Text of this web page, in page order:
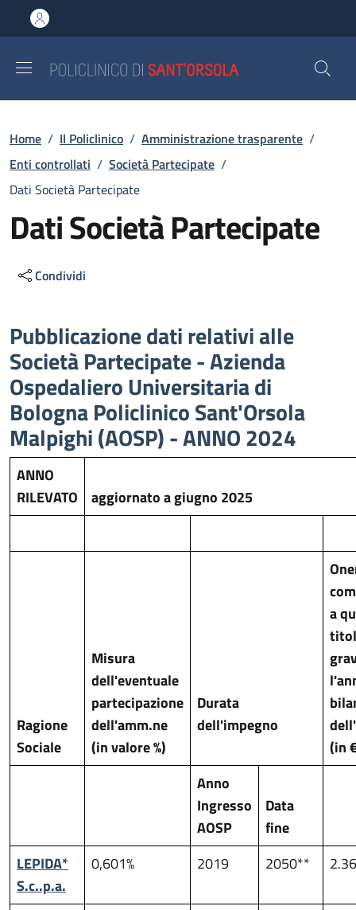
al contenuto principale
to footer content
Briciole di pane
Home / Il Policlinico / Amministrazione trasparente /
Enti controllati / Società Partecipate /
Dati Società Partecipate
Dati Società Partecipate
Condividi
Descrizione
Pubblicazione dati relativi alle
Società Partecipate - Azienda
Ospedaliero Universitaria di
Bologna Policlinico Sant'Orsola
Malpighi (AOSP) - ANNO 2024
ANNO
RILEVATO
aggiornato a giugno 2025
Ragione
Sociale
Misura
dell'eventuale
partecipazione
dell'amm.ne
(in valore %)
Durata
dell'impegno
a
(in
Anno
Ingresso
AOSP
Data
fine
LEPIDA*
S.c..p.a.
0,601% 2019 2050**